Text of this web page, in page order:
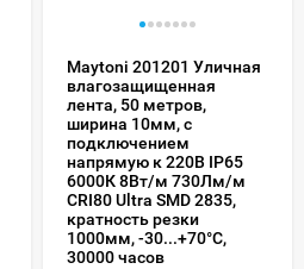
Maytoni 201201 Уличная
влагозащищенная
лента, 50 метров,
ширина 10мм, с
подключением
напрямую к 220В IP65
6000К 8Вт/м 730Лм/м
CRI80 Ultra SMD 2835,
кратность резки
1000мм, -30...+70°С,
30000 часов